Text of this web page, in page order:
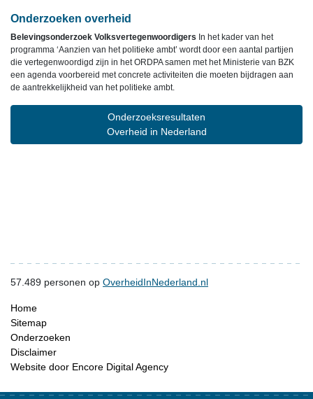
Onderzoeken overheid
Belevingsonderzoek Volksvertegenwoordigers In het kader van het
programma ‘Aanzien van het politieke ambt’ wordt door een aantal partijen
die vertegenwoordigd zijn in het ORDPA samen met het Ministerie van BZK
een agenda voorbereid met concrete activiteiten die moeten bijdragen aan
de aantrekkelijkheid van het politieke ambt.
Onderzoeksresultaten
Overheid in Nederland
57.489 personen op OverheidInNederland.nl
Home
Sitemap
Onderzoeken
Disclaimer
Website door Encore Digital Agency